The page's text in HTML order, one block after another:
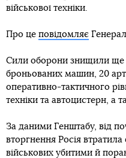
військової техніки.
Про це повідомляє
Сили оборони знищили ще
броньованих машин, 20
оперативно-тактичного
техніки та автоцистерн, а
За даними Генштабу, від
вторгнення Росія втратила
військових убитими й